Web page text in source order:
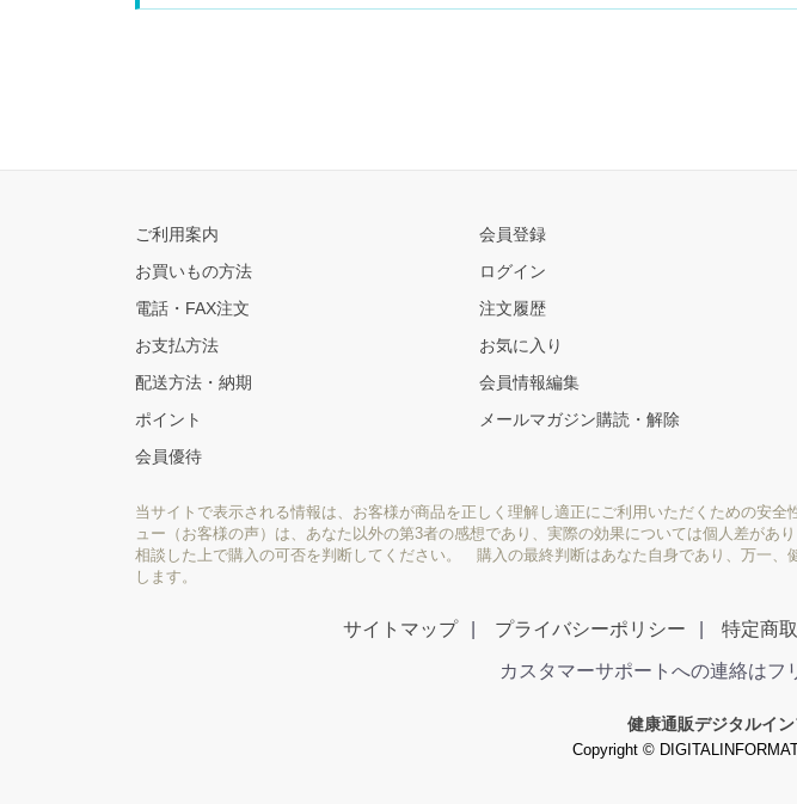
ご利用案内
お買いもの方法
電話・FAX注文
お支払方法
配送方法・納期
ポイント
会員優待
会員登録
ログイン
注文履歴
お気に入り
会員情報編集
メールマガジン購読・解除
当サイトで表示される情報は、お客様が商品を正しく理解し適正にご利用いただくための安
ュー（お客様の声）は、あなた以外の第3者の感想であり、実際の効果については個人差が
相談した上で購入の可否を判断してください。 購入の最終判断はあなた自身であり、万一
します。
サイトマップ プライバシーポリシー 特定商
カスタマーサポートへの連絡は
健康通販デジタルイ
Copyright ©